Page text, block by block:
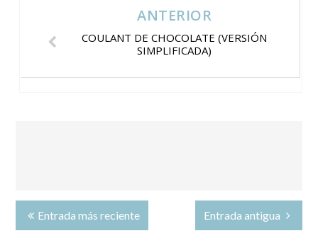
ANTERIOR
COULANT DE CHOCOLATE (VERSIÓN
SIMPLIFICADA)
Entrada más reciente Entrada antigua